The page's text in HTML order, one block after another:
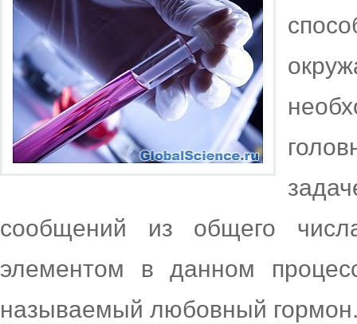
сообщений из общего
элементом в данном
называемый любовный